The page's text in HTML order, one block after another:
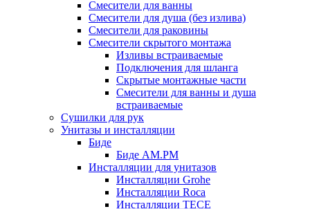
Смесители для ванны
Смесители для душа (без излива)
Смесители для раковины
Смесители скрытого монтажа
Изливы встраиваемые
Подключения для шланга
Скрытые монтажные части
Смесители для ванны и душа
встраиваемые
Сушилки для рук
Унитазы и инсталляции
Биде
Биде AM.PM
Инсталляции для унитазов
Инсталляции Grohe
Инсталляции Roca
Инсталляции TECE